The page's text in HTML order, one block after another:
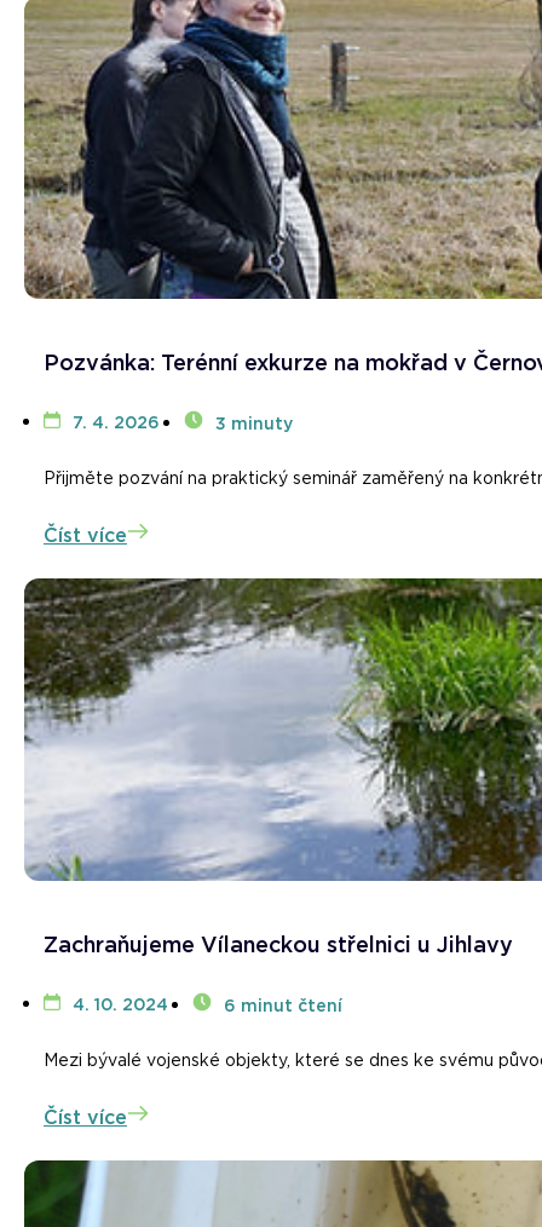
Pozvánka: Terénní exkurze na mokřad v
7. 4. 2026 3 minuty
Přijměte pozvání na praktický seminář zaměřený na
Číst více
Zachraňujeme Vílaneckou střelnici u Jihlavy
4. 10. 2024 6 minut čtení
Mezi bývalé vojenské objekty, které se dnes ke svému
Číst více